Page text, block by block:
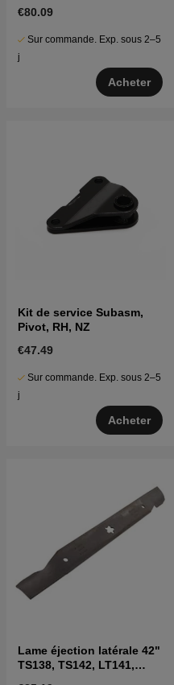
€80.09
Sur commande. Exp. sous 2–5
j
Acheter
Kit de service Subasm,
Pivot, RH, NZ
€47.49
Sur commande. Exp. sous 2–5
j
Acheter
Lame éjection latérale 42"
TS138, TS142, LT141,